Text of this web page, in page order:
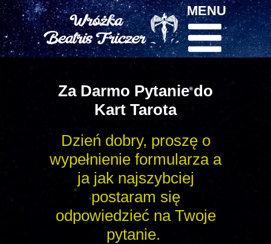
Za Darmo Pytanie do
Kart Tarota
Dzień dobry, proszę o
wypełnienie formularza a
ja jak najszybciej
postaram się
odpowiedzieć na Twoje
pytanie.
MENU